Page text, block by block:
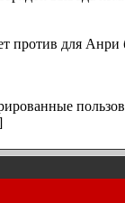
против для